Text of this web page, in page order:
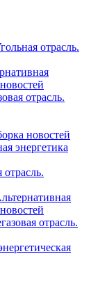
отрасль.
отрасль.
новостей
энергетика
отрасль.